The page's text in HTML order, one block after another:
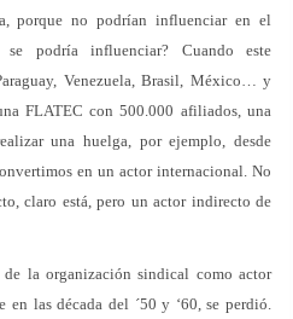
porque no podrían influenciar en el
se podría influenciar? Cuando este
Venezuela, Brasil, México… y
FLATEC con 500.000 afiliados, una
una huelga, por ejemplo, desde
en un actor internacional. No
claro está, pero un actor indirecto de
la organización sindical como actor
en las década del ´50 y ‘60, se perdió.